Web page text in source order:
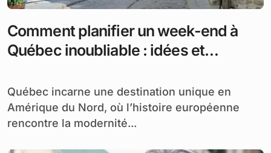
Comment planifier un week-end à
Québec inoubliable : idées et
Québec incarne une destination unique en
Amérique du Nord, où l’histoire européenne
rencontre la modernité...